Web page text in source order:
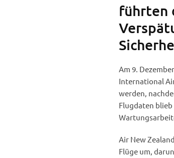
führten
Am 9.
International
werden,
Flugdaten blieb
Air New
Flüge um,